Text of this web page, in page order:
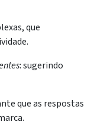
que
: sugerindo
que as respostas